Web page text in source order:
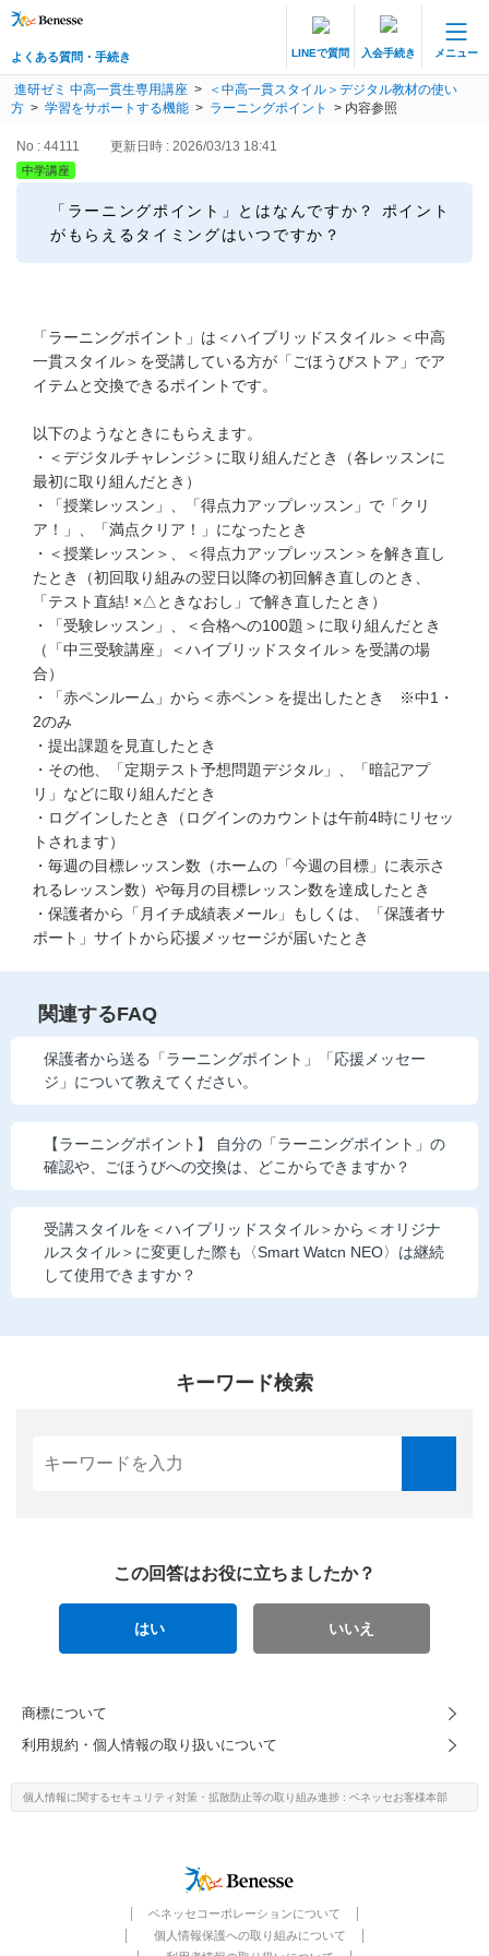
よくある質問・手続き LINEで質問 入会手続き メニュー
保護者サポート 中高一貫講座 トップ
よくある質問・手続き
登録情報の変更・各種お手続き
会員ページへログイン
お客様サポート(手続き・照会)
カテゴリーから探す
お問い合わせ窓口
他の講座のよくある質問・手続きはこちら
こどもちゃれんじ
進研ゼミ 小学講座
進研ゼミ 中学講座
進研ゼミ 高校講座
会員サイトはこちら
進研ゼミ 中高一貫生専用講座 >
＜中高一貫スタイル＞デジタル教材の使い
方 > 学習をサポートする機能 > ラーニングポイント > 内容参照
No : 44111 更新日時 : 2026/03/13 18:41
中学講座
「ラーニングポイント」とはなんですか？ ポイント
がもらえるタイミングはいつですか？
「ラーニングポイント」は＜ハイブリッドスタイル＞＜中高
一貫スタイル＞を受講している方が「ごほうびストア」でア
イテムと交換できるポイントです。
以下のようなときにもらえます。
・＜デジタルチャレンジ＞に取り組んだとき（各レッスンに
最初に取り組んだとき）
・「授業レッスン」、「得点力アップレッスン」で「クリ
ア！」、「満点クリア！」になったとき
・＜授業レッスン＞、＜得点力アップレッスン＞を解き直し
たとき（初回取り組みの翌日以降の初回解き直しのとき、
「テスト直結! ×△ときなおし」で解き直したとき）
・「受験レッスン」、＜合格への100題＞に取り組んだとき
（「中三受験講座」＜ハイブリッドスタイル＞を受講の場
合）
・「赤ペンルーム」から＜赤ペン＞を提出したとき ※中1・
2のみ
・提出課題を見直したとき
・その他、「定期テスト予想問題デジタル」、「暗記アプ
リ」などに取り組んだとき
・ログインしたとき（ログインのカウントは午前4時にリセッ
トされます）
・毎週の目標レッスン数（ホームの「今週の目標」に表示さ
れるレッスン数）や毎月の目標レッスン数を達成したとき
・保護者から「月イチ成績表メール」もしくは、「保護者サ
ポート」サイトから応援メッセージが届いたとき
関連するFAQ
保護者から送る「ラーニングポイント」「応援メッセー
ジ」について教えてください。
【ラーニングポイント】 自分の「ラーニングポイント」の
確認や、ごほうびへの交換は、どこからできますか？
受講スタイルを＜ハイブリッドスタイル＞から＜オリジナ
ルスタイル＞に変更した際も〈Smart Watcn NEO〉は継続
して使用できますか？
キーワード検索
この回答はお役に立ちましたか？
はい いいえ
商標について
利用規約・個人情報の取り扱いについて
個人情報に関するセキュリティ対策・ 拡散防止等の取り組み進捗 : ベネッセお客様本部
ベネッセコーポレーションについて
個人情報保護への取り組みについて